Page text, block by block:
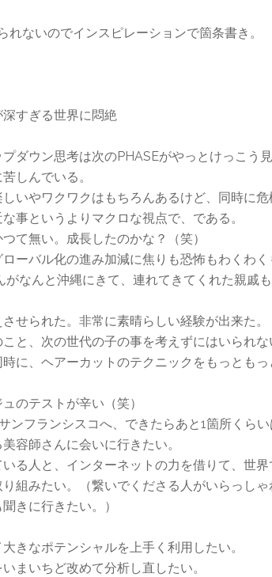
れないのでインスピレーションで箇条書き。
すぎる世界に悶絶
ダウン思考は次のPHASEがやっとけっこう
しんでいる。
いやワクワクはもちろんあるけど、同時に危
事というよりマクロな視点で、である。
て無い。成長したのかな？（笑）
ーバル化の進み加減に焦りも恐怖もわくわく
なんと沖縄にきて、連れてきてくれた親戚
せられた。非常に素晴らしい経験が出来た。
と、次の世代の子の事を考えずにはいられな
に、ヘアーカットのテクニックをもっとも
のテストが辛い（笑）
ンフランシスコへ、できたらあと1箇所くらい
容師さんに会いに行きたい。
る人と、インターネットの力を借りて、世
組みたい。（繋いでくださる人がいらっし
きに行きたい。）
きなポテンシャルを上手く利用したい。
まいちど改めて分析し直したい。